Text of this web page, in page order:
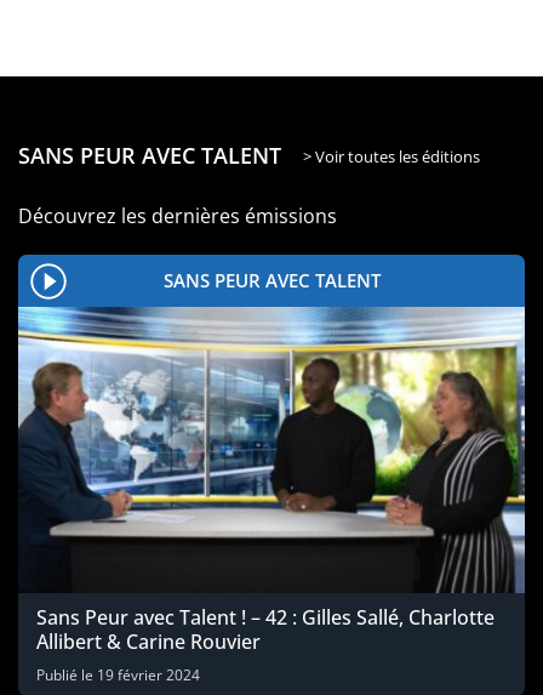
SANS PEUR AVEC TALENT > Voir toutes les éditions
Découvrez les dernières émissions
SANS PEUR AVEC TALENT
Sans Peur avec Talent ! – 42 : Gilles Sallé, Charlotte
Allibert & Carine Rouvier
Publié le 19 février 2024